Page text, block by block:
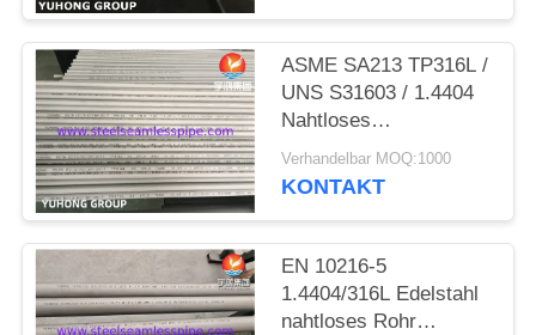
ASME SA213 TP316L /
UNS S31603 / 1.4404
Nahtloses
Edelstahlrohr für
Wärmetauscher
Verhandelbar MOQ:1000
KONTAKT
EN 10216-5
1.4404/316L Edelstahl
nahtloses Rohr